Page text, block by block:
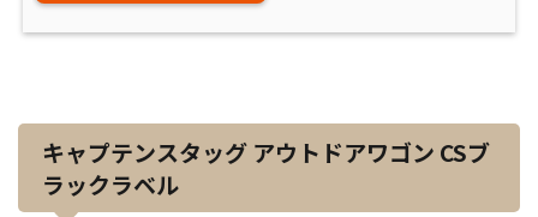
キャプテンスタッグ アウトドアワゴン CSブ
ラックラベル